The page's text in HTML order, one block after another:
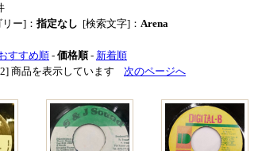
ー]： 指定なし [検索文字]： Arena
すすめ順- 価格順- 新着順
商品を表示しています 次のページへ